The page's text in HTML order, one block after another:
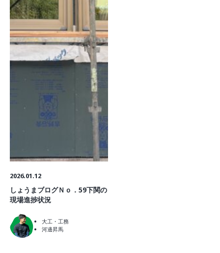
2026.01.12
しょうまブログＮｏ．59下関の
現場進捗状況
大工・工務
河邊昇馬